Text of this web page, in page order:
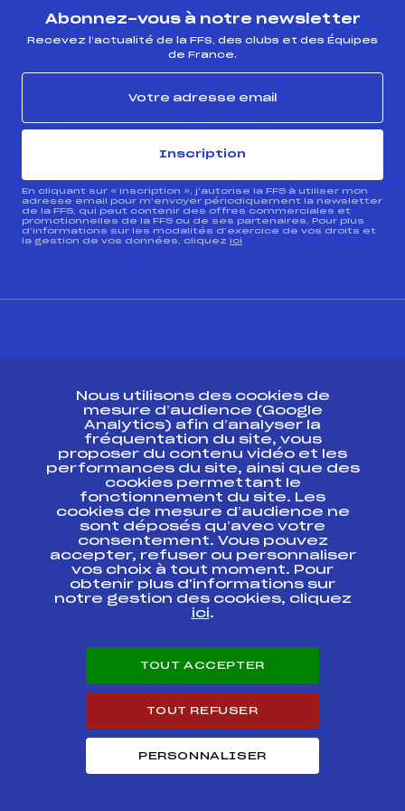
Abonnez-vous à notre newsletter
Recevez l’actualité de la FFS, des clubs et des Équipes
de France.
Inscription
En cliquant sur « inscription », j’autorise la FFS à utiliser mon
adresse email pour m’envoyer périodiquement la newsletter
de la FFS, qui peut contenir des offres commerciales et
promotionnelles de la FFS ou de ses partenaires. Pour plus
d’informations sur les modalités d’exercice de vos droits et
la gestion de vos données, cliquez ici
Ressources
Pass’Neige
Projet sportif fédéral
Projet de performance fédéral
Antidopage
Pôle Développement, Formation, Suivi
Scientifique
Listes ministérielles
Pôle vie de l’athlète
Enseignement professionnel
Carrières
Nous utilisons des cookies de
mesure d’audience (Google
Analytics) afin d’analyser la
fréquentation du site, vous
proposer du contenu vidéo et les
performances du site, ainsi que des
cookies permettant le
fonctionnement du site. Les
cookies de mesure d’audience ne
sont déposés qu’avec votre
consentement. Vous pouvez
accepter, refuser ou personnaliser
vos choix à tout moment. Pour
obtenir plus d'informations sur
notre gestion des cookies, cliquez
ici.
TOUT ACCEPTER
TOUT REFUSER
PERSONNALISER